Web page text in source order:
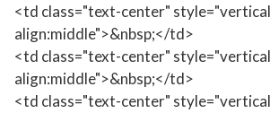
<td class="text-center"
align:middle">&nbsp;</td>
<td class="text-center"
align:middle">&nbsp;</td>
<td class="text-center"